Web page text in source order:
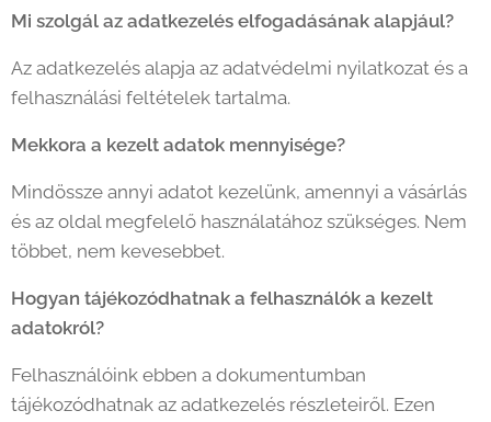
Mi szolgál az adatkezelés elfogadásának alapjául?
Az adatkezelés alapja az adatvédelmi nyilatkozat és a
felhasználási feltételek tartalma.
Mekkora a kezelt adatok mennyisége?
Mindössze annyi adatot kezelünk, amennyi a vásárlás
és az oldal megfelelő használatához szükséges. Nem
többet, nem kevesebbet.
Hogyan tájékozódhatnak a felhasználók a kezelt
adatokról?
Felhasználóink ebben a dokumentumban
tájékozódhatnak az adatkezelés részleteiről. Ezen